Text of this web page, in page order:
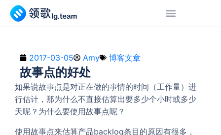
2017-03-05 Amy 博客文章
故事点的好处
如果说故事点是对正在做的事情的时间（工作量）进
行估计，那为什么不直接估算出要多少个小时或多少
天呢？为什么要使用故事点呢？
使用故事点来估算产品backlog条目的原因有很多，